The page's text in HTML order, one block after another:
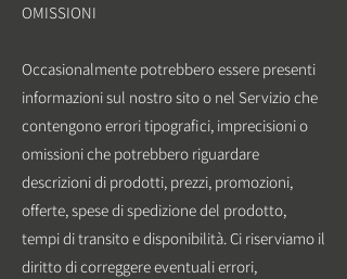
OMISSIONI
Occasionalmente potrebbero essere presenti
informazioni sul nostro sito o nel Servizio che
contengono errori tipografici, imprecisioni o
omissioni che potrebbero riguardare
descrizioni di prodotti, prezzi, promozioni,
offerte, spese di spedizione del prodotto,
tempi di transito e disponibilità. Ci riserviamo il
diritto di correggere eventuali errori,